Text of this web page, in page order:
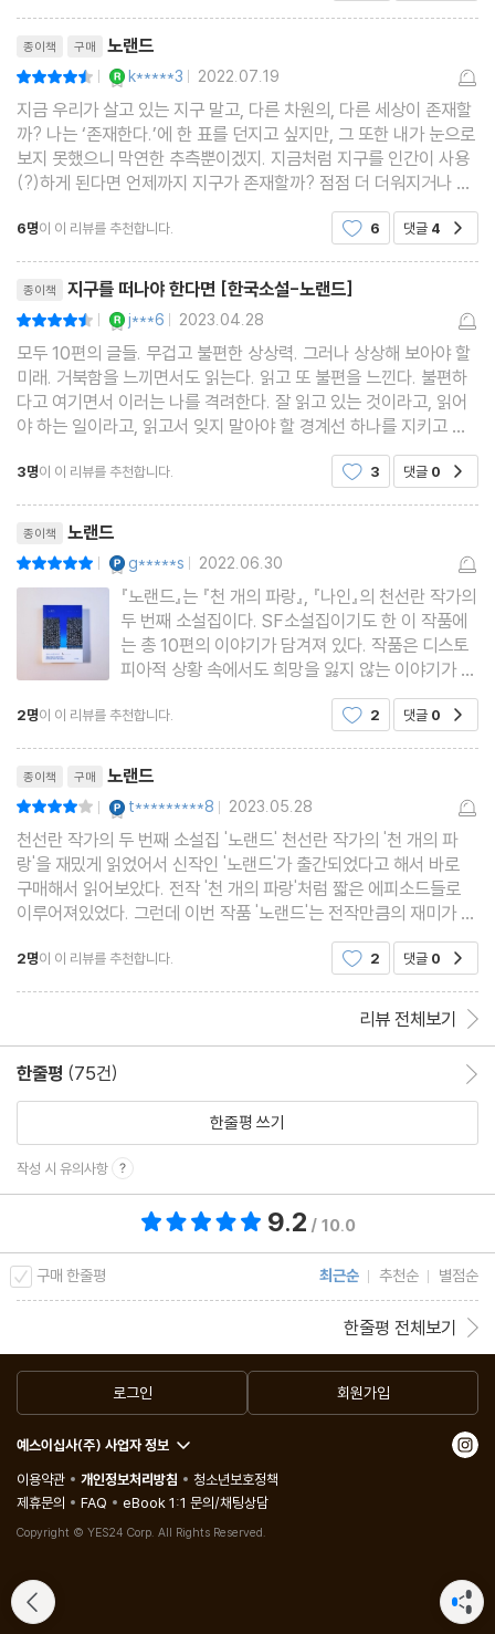
스칠 뿐이라는 것을.
종이책 구매 노랜드
| k*****3 | 2022.07.19
지금 우리가 살고 있는 지구 말고, 다른 차원의, 다른 세상이 존재할
까? 나는 ‘존재한다.’에 한 표를 던지고 싶지만, 그 또한 내가 눈으로
보지 못했으니 막연한 추측뿐이겠지. 지금처럼 지구를 인간이 사용
(?)하게 된다면 언제까지 지구가 존재할까? 점점 더 더워지거나 점
점 더 추워지거나. 중간은 없고 극과 극인 세상. 지구의 온도도 그렇
지만, 인간의 삶도 중간은 없는 것 같다.
6명이 이 리뷰를 추천합니다. 6 댓글 4
종이책 지구를 떠나야 한다면 [한국소설-노랜드]
| j***6 | 2023.04.28
모두 10편의 글들. 무겁고 불편한 상상력. 그러나 상상해 보아야 할
미래. 거북함을 느끼면서도 읽는다. 읽고 또 불편을 느낀다. 불편하
다고 여기면서 이러는 나를 격려한다. 잘 읽고 있는 것이라고, 읽어
야 하는 일이라고, 읽고서 잊지 말아야 할 경계선 하나를 지키고 살
지키지 못하고 떠나야 한다는 상황 설정.
3명이 이 리뷰를 추천합니다. 3 댓글 0
종이책 노랜드
| g*****s | 2022.06.30
『노랜드』는 『천 개의 파랑』, 『나인』의 천선란 작가의
두 번째 소설집이다. SF소설집이기도 한 이 작품에
는 총 10편의 이야기가 담겨져 있다. 작품은 디스토
피아적 상황 속에서도 희망을 잃지 않는 이야기가 그
려진다는 점에서 의미있다고 할 수 있겠다. 악마
로부터 인간을 지키기 위해서 늑대처럼 되었지만 악
는
2명이 이 리뷰를 추천합니다. 2 댓글 0
종이책 구매 노랜드
| t*********8 | 2023.05.28
천선란 작가의 두 번째 소설집 '노랜드' 천선란 작가의 '천 개의 파
랑'을 재밌게 읽었어서 신작인 '노랜드'가 출간되었다고 해서 바로
구매해서 읽어보았다. 전작 '천 개의 파랑'처럼 짧은 에피소드들로
이루어져있었다. 그런데 이번 작품 '노랜드'는 전작만큼의 재미가 느
설정이 있는 것도 아니었고 전작만큼의 감
2명이 이 리뷰를 추천합니다. 2 댓글 0
리뷰 전체보기
한줄평 (75건)
한줄평 쓰기
작성 시 유의사항
9.2 / 10.0
구매 한줄평 최근순 추천순 별점순
한줄평 전체보기
로그인 회원가입
예스이십사(주) 사업자 정보
이용약관
개인정보처리방침
청소년보호정책
제휴문의
FAQ eBook 1:1 문의/채팅상담
Copyright © YES24 Corp. All Rights Reserved.